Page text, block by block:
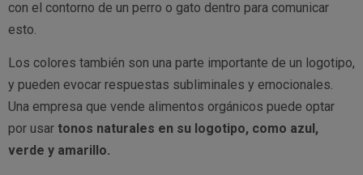
con el contorno de un perro o gato dentro para comunicar
esto.
Los colores también son una parte importante de un logotipo,
y pueden evocar respuestas subliminales y emocionales.
Una empresa que vende alimentos orgánicos puede optar
por usar tonos naturales en su logotipo, como azul,
verde y amarillo.